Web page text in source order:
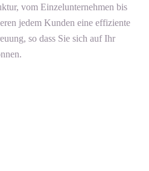
vom Einzelunternehmen bis
jedem Kunden eine effiziente
so dass Sie sich auf Ihr